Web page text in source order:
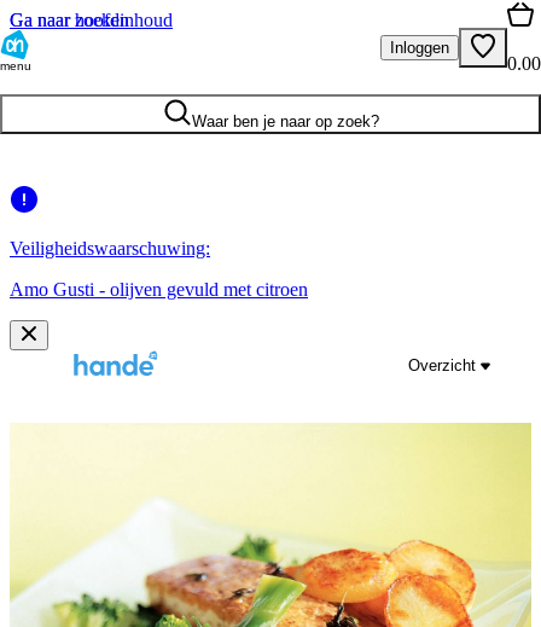
Ga naar hoofdinhoud
Ga naar zoeken
menu
Inloggen
0.00
Waar ben je naar op zoek?
Veiligheidswaarschuwing:
Amo Gusti - olijven gevuld met citroen
Overzicht